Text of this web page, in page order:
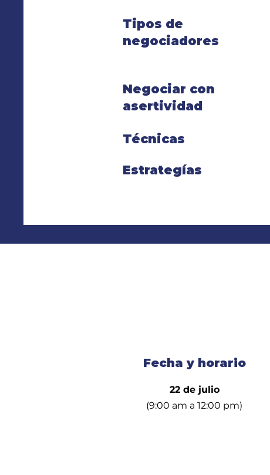
Tipos de
negociadores
Negociar con
asertividad
Técnicas
Estrategías
Fecha y horario
22 de julio
(9:00 am a 12:00 pm)